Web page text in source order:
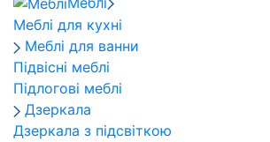
Меблі для кухні
Меблі для ванни
Підвісні меблі
Підлогові меблі
Дзеркала
Дзеркала з підсвіткою